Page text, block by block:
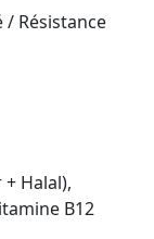
/ Résistance
Halal),
B12